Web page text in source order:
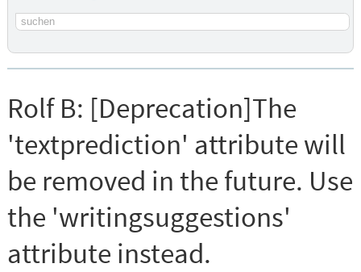
Suchbegriff
Rolf B: [Deprecation]The
'textprediction' attribute will
be removed in the future. Use
the 'writingsuggestions'
attribute instead.